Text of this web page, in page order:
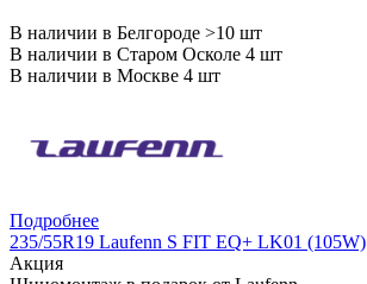
В наличии в Белгороде >10 шт
В наличии в Старом Осколе 4 шт
В наличии в Москве 4 шт
Подробнее
235/55R19 Laufenn S FIT EQ+ LK01 (105W)
Акция